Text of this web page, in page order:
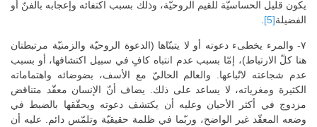
يكون قليل الحساسيّة للقيم الروحيّة، وذلك بسبب اكتفائه وإعجابه بالفنّ أو
الفضيلة[5]
٧- والمرء يخطىء دعوته أو لا يتبنّاها (الدعوة الروحيّة والزمنيّة مرتبطتان
هنا كلّ الارتباط)، إمّا بسبب عدم انتباه كافٍ في سبيل اكتشافها، أو بسبب
عدم شجاعته لاتّباعها. والعالم الحاليّ مع الأسف، بضوضائه واهتماماته
الكثيرة ومغرياته، لا يساعد على ذلك. يضاف أنّ الإنسان معقّد متناقض
مزدوج في أكثر الأحيان وعليه أن يكتشف دعوته ويحقّقها بالضبط في
وضعه المعقّد غير الواضح، وربّما في ظلمة حقيقيّة وتلمّس دائم. عليه أن